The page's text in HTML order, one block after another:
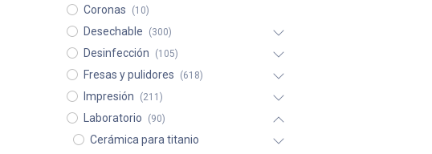
Coronas (10)
Desechable (300)
Desinfección (105)
Fresas y pulidores (618)
Impresión (211)
Laboratorio (90)
Cerámica para titanio